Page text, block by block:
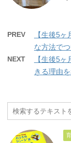
PREV
【生後5
な方法で
NEXT
【生後5
きる理由